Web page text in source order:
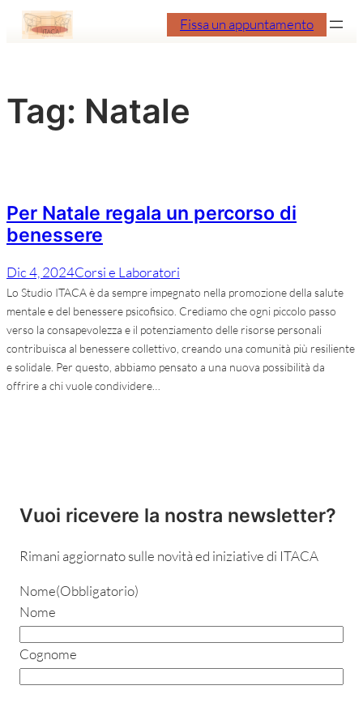
Fissa un appuntamento
Tag: Natale
Per Natale regala un percorso di
benessere
Dic 4, 2024Corsi e Laboratori
Lo Studio ITACA è da sempre impegnato nella promozione della salute
mentale e del benessere psicofisico. Crediamo che ogni piccolo passo
verso la consapevolezza e il potenziamento delle risorse personali
contribuisca al benessere collettivo, creando una comunità più resiliente
e solidale. Per questo, abbiamo pensato a una nuova possibilità da
offrire a chi vuole condividere…
Vuoi ricevere la nostra newsletter?
Rimani aggiornato sulle novità ed iniziative di ITACA
Nome(Obbligatorio)
Nome
Cognome